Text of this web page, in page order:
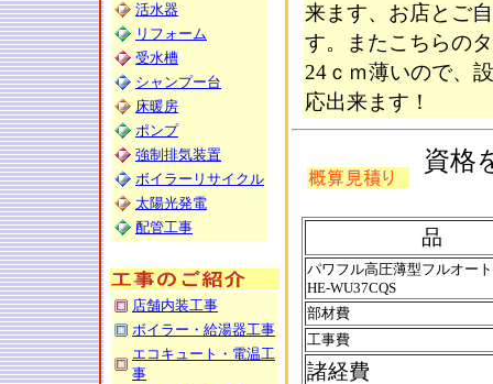
活水器
リフォーム
受水槽
シャンプー台
床暖房
ポンプ
強制排気装置
ボイラーリサイクル
太陽光発電
配管工事
店舗内装工事
ボイラー・給湯器工事
エコキュート・電温工
事
来ます、お店とご
す。またこちらの
24ｃｍ薄いので、
応出来ます！
資格
品
パワフル高圧薄型フルオー
HE-WU37CQS
部材費
工事費
諸経費